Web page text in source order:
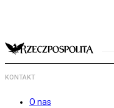
KONTAKT
O nas